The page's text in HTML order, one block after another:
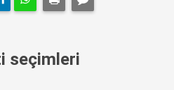
seçimleri